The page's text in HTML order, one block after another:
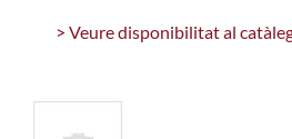
> Veure disponibilitat al